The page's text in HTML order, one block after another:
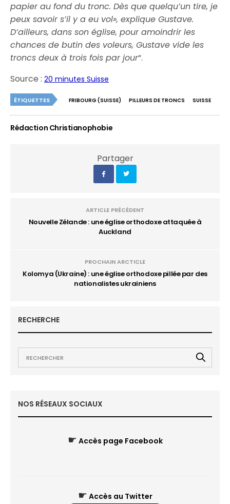
papier au fond du tronc. Dès que quelqu’un tire, je
peux savoir s’il y a eu vol», explique Gustave.
D’ailleurs, dans son église, pour amoindrir les
chances de butin des voleurs, Gustave vide les
troncs deux à trois fois par jour“.
Source :20 minutes Suisse
ÉTIQUETTES FRIBOURG (SUISSE) PILLEURS DE TRONCS SUISSE
Rédaction Christianophobie
Partager
ARTICLE PRÉCÉDENT
Nouvelle Zélande : une église orthodoxe attaquée à
Auckland
PROCHAIN ARCTICLE
Kolomya (Ukraine) : une église orthodoxe pillée par des
nationalistes ukrainiens
RECHERCHE
NOS RÉSEAUX SOCIAUX
☛ Accès page Facebook
☛ Accès au Twitter